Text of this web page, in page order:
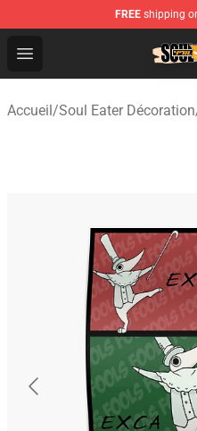
FREE shipping
Open menu
Soul Eater Store -
Accueil/Soul Eater Décoration